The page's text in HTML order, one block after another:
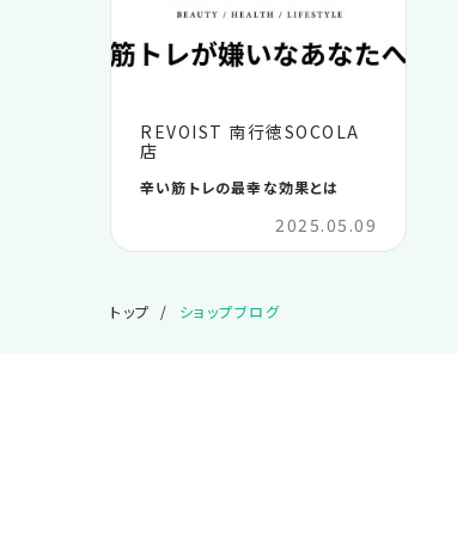
REVOIST 南行徳SOCOLA
店
辛い筋トレの最幸な効果とは
2025.05.09
トップ ショップブログ